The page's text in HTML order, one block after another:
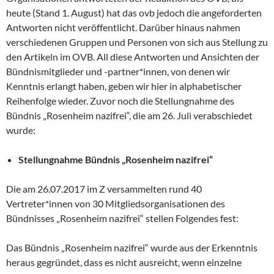
heute (Stand 1. August) hat das ovb jedoch die angeforderten
Antworten nicht veröffentlicht. Darüber hinaus nahmen
verschiedenen Gruppen und Personen von sich aus Stellung zu
den Artikeln im OVB. All diese Antworten und Ansichten der
Bündnismitglieder und -partner*innen, von denen wir
Kenntnis erlangt haben, geben wir hier in alphabetischer
Reihenfolge wieder. Zuvor noch die Stellungnahme des
Bündnis „Rosenheim nazifrei“, die am 26. Juli verabschiedet
wurde:
Stellungnahme Bündnis „Rosenheim nazifrei“
Die am 26.07.2017 im Z versammelten rund 40
Vertreter*innen von 30 Mitgliedsorganisationen des
Bündnisses „Rosenheim nazifrei“ stellen Folgendes fest:
Das Bündnis „Rosenheim nazifrei“ wurde aus der Erkenntnis
heraus gegründet, dass es nicht ausreicht, wenn einzelne